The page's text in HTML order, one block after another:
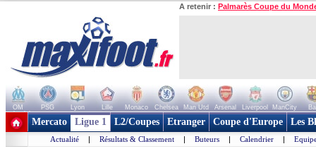
A retenir : Palmarès Coupe du
OM PSG Lyon Lille Monaco Chelsea Man Utd Arsenal Liverpool ManCity
+ de clubs
Mercato Ligue 1 L2/Coupes Etranger Coupe d'Europe Les
Actualité | Résultats & Classement | Buteurs | Calendrier |